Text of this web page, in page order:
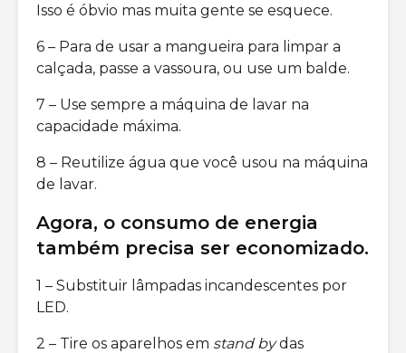
Isso é óbvio mas muita gente se esquece.
6 – Para de usar a mangueira para limpar a
calçada, passe a vassoura, ou use um balde.
7 – Use sempre a máquina de lavar na
capacidade máxima.
8 – Reutilize água que você usou na máquina
de lavar.
Agora, o consumo de energia
também precisa ser economizado.
1 – Substituir lâmpadas incandescentes por
LED.
2 – Tire os aparelhos em stand bydas